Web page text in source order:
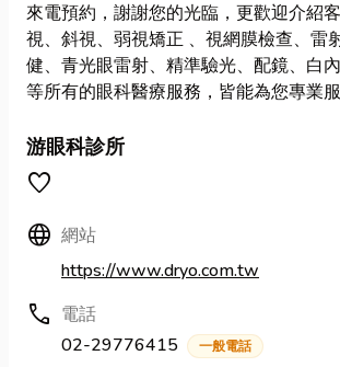
來電預約，謝謝您的光臨，更歡迎介紹
視、斜視、弱視矯正 、視網膜檢查、雷
健、青光眼雷射、精準驗光、配鏡、白內
等所有的眼科醫療服務，皆能為您專業
游眼科診所
favorite
Language 網站
https://www.dryo.com.tw
call 電話
02-29776415
一般電話